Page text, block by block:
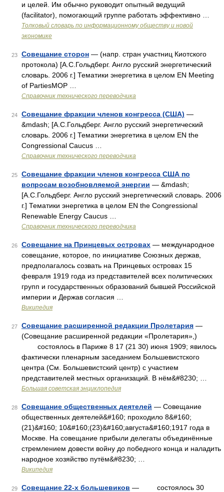
и целей. Им обычно руководит опытный ведущий
(facilitator), помогающий группе работать эффективно …
Толковый словарь по информационному обществу и новой
экономике
23 Совещание сторон — (напр. стран участниц Киотского
протокола) [А.С.Гольдберг. Англо русский энергетический
словарь. 2006 г.] Тематики энергетика в целом EN Meeting
of PartiesMOP …
Справочник технического переводчика
24 Совещание фракции членов конгресса (США) —
&mdash; [А.С.Гольдберг. Англо русский энергетический
словарь. 2006 г.] Тематики энергетика в целом EN the
Congressional Caucus …
Справочник технического переводчика
25
Совещание фракции членов конгресса США по
вопросам возобновляемой энергии — &mdash;
[А.С.Гольдберг. Англо русский энергетический словарь. 2006
г.] Тематики энергетика в целом EN the Congressional
Renewable Energy Caucus …
Справочник технического переводчика
26 Совещание на Принцевых островах — международное
совещание, которое, по инициативе Союзных держав,
предполагалось созвать на Принцевых островах 15
февраля 1919 года из представителей всех политических
групп и государственных образований бывшей Российской
империи и Держав согласия …
Википедия
27 Совещание расширенной редакции Пролетария —
(Совещание расширенной редакции «Пролетария»,)
состоялось в Париже 8 17 (21 30) июня 1909; явилось
фактически пленарным заседанием Большевистского
центра (См. Большевистский центр) с участием
представителей местных организаций. В нём&#8230; …
Большая советская энциклопедия
28 Совещание общественных деятелей — Совещание
общественных деятелей&#160; проходило 8&#160;
(21)&#160; 10&#160;(23)&#160;августа&#160;1917 года в
Москве. На совещание прибыли делегаты объединённые
стремлением довести войну до победного конца и наладить
народное хозяйство путём&#8230; …
Википедия
29 Совещание 22-х большевиков — состоялось 30